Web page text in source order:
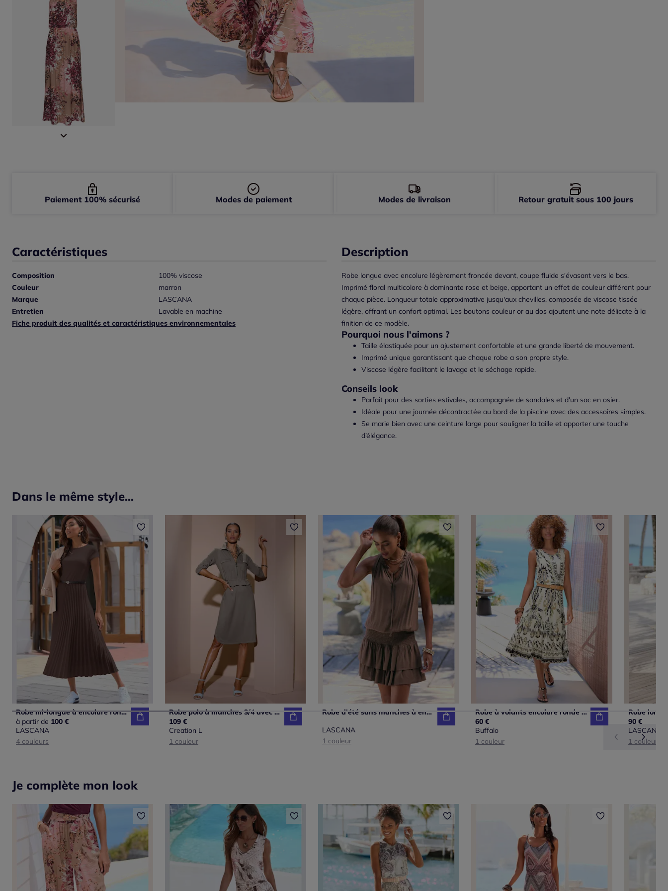
Caractéristiques
Composition
100% viscose
Couleur
marron
Marque
LASCANA
Entretien
Lavable en machine
Fiche produit des qualités et caractéristiques environnementales
Description
Robe longue avec encolure légèrement froncée devant, coupe fluide s'évasant vers le bas.
Imprimé floral multicolore à dominante rose et beige, apportant un effet de couleur différent pour
chaque pièce. Longueur totale approximative jusqu'aux chevilles, composée de viscose tissée
légère, offrant un confort optimal. Les boutons couleur or au dos ajoutent une note délicate à la
finition de ce modèle.
Pourquoi nous l'aimons ?
Taille élastiquée pour un ajustement confortable et une grande liberté de mouvement.
Imprimé unique garantissant que chaque robe a son propre style.
Viscose légère facilitant le lavage et le séchage rapide.
Conseils look
Parfait pour des sorties estivales, accompagnée de sandales et d'un sac en osier.
Idéale pour une journée décontractée au bord de la piscine avec des accessoires simples.
Se marie bien avec une ceinture large pour souligner la taille et apporter une touche
d’élégance.
Paiement 100% sécurisé Modes de paiement Modes de livraison Retour gratuit sous 100 jours
Dans le même style...
Robe mi-longue à encolure ronde et jupe plissée pour l'été
à partir de 100 €
LASCANA
4 couleurs
Robe polo à manches 3/4 avec poches et glissière
109 €
Creation L
1 couleur
Robe d'été sans manches à encolure volantée et jupe évasée
LASCANA
1 couleur
Robe à volants encolure ronde avec imprimé unique
60 €
Buffalo
1 couleur
90 €
LASCANA
1 couleur
Je complète mon look